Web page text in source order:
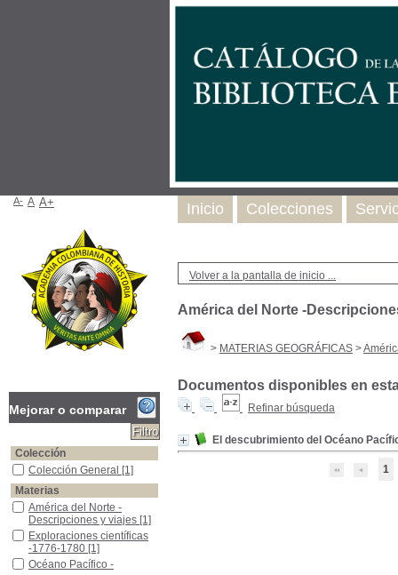
Volver a la pantalla de inicio ...
América del Norte -
> MATERIAS GEOGRÁFICAS >
Documentos disponibles en
Refinar búsqueda
El descubrimiento del Océano
1
Inicio Colecciones
A- A A+
Mejorar o comparar
Colección
Colección General
Colección General [1]
Materias
América del Norte -Descripciones y viajes
América del Norte -
Descripciones y viajes [1]
Exploraciones científicas -1776-1780
Exploraciones científicas
-1776-1780 [1]
Océano Pacífico -Descubrimiento y exploraciones
Océano Pacífico -